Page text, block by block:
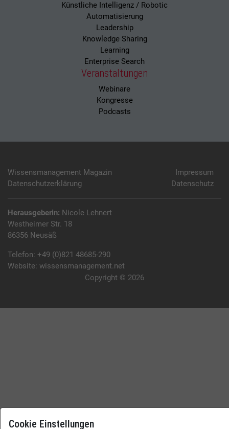
Künstliche Intelligenz / Robotic
Automatisierung
Leadership
Knowledge Sharing
Learning
Enterprise Search
Veranstaltungen
Webinare
Kongresse
Podcasts
Wissensmanagement Magazin
Impressum
Datenschutzerklärung
Datenschutz
Herausgeberin: Nicole Lehnert
Westheimer Str. 18
86356 Neusäß
Telefon: +49 (0)821 48685-290
Website: wissensmanagement.net
Copyright © 2026
Cookie Einstellungen